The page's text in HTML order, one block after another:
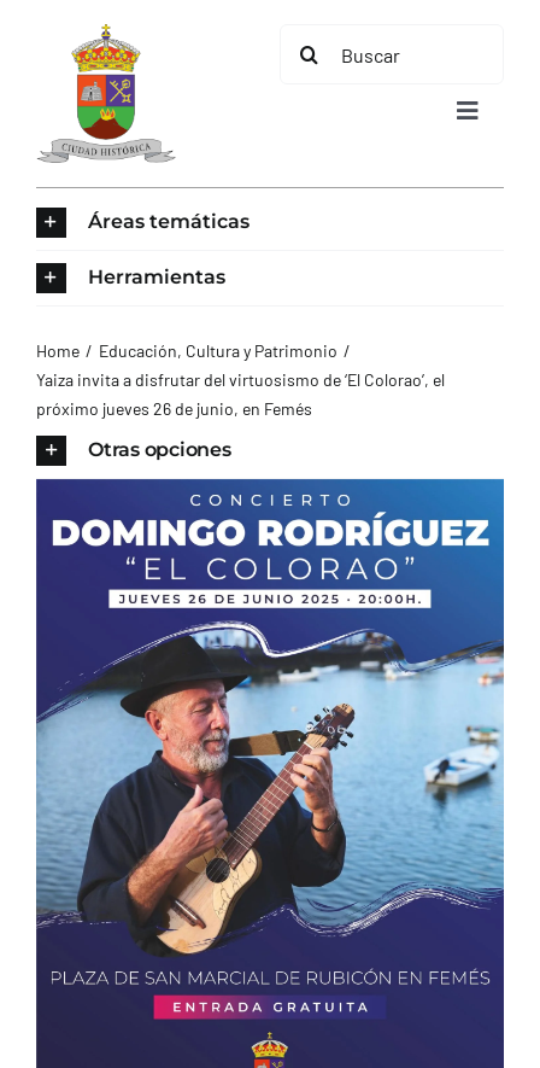
contenido
Buscar:
Toggle
AYUNTAMIENTO
Áreas temáticas
Herramientas
Home
Educación, Cultura y Patrimonio
Yaiza invita a disfrutar del virtuosismo de ‘El Colorao’, el
próximo jueves 26 de junio, en Femés
Otras opciones